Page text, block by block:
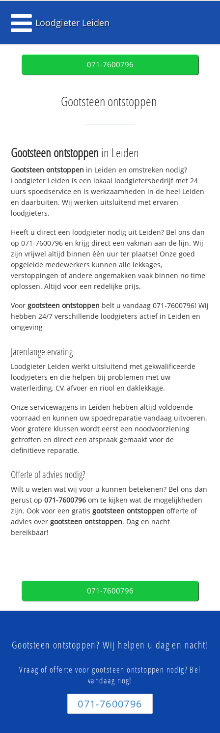
Loodgieter Leiden
071-7600796
Gootsteen ontstoppen
Gootsteen ontstoppen in Leiden
Gootsteen ontstoppen in Leiden en omstreken nodig?
Loodgieter Leiden is een lokaal loodgietersbedrijf met 24
uurs spoedservice en is werkzaamheden in de heel Leiden
en daarbuiten. Wij werken uitsluitend met ervaren
loodgieters.
Heeft u direct een loodgieter nodig uit Leiden? Bel ons dan
op 071-7600796 en krijg direct een vakman aan de lijn. Wij
zijn vrijwel altijd binnen één uur ter plaatse! Onze goed
opgeleide medewerkers kunnen alle lekkages,
verstoppingen of andere ongemakken vaak binnen no time
oplossen. Altijd voor een redelijke prijs.
Voorgootsteen ontstoppen belt u vandaag 071-7600796! Wij
hebben 24/7 verschillende loodgieters actief in Leiden en
omgeving
Jarenlange ervaring
Loodgieter Leiden werkt uitsluitend met gekwalificeerde
loodgieters en die helpen bij problemen met uw
waterleiding, CV, afvoer en riool en daklekkage.
Onze servicewagens in Leiden hebben altijd voldoende
voorraad en kunnen uw spoedreparatie vandaag uitvoeren.
Voor grotere klussen wordt eerst een noodvoorziening
getroffen en direct een afspraak gemaakt voor de
definitieve reparatie.
Offerte of advies nodig?
Wilt u weten wat wij voor u kunnen betekenen? Bel ons dan
gerust op071-7600796 om te kijken wat de mogelijkheden
zijn. Ook voor een gratisgootsteen ontstoppen offerte of
advies overgootsteen ontstoppen. Dag en nacht
bereikbaar!
071-7600796
Gootsteen ontstoppen? Wij helpen u dag en nacht!
Vraag of offerte voor gootsteen ontstoppen nodig? Bel
vandaag nog!
071-7600796